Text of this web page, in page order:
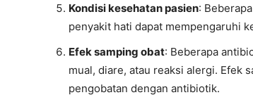
Kondisi kesehatan pasien:
penyakit hati dapat mempengaruhi
Efek samping obat: Beberapa
mual, diare, atau reaksi alergi. Efek
pengobatan dengan antibiotik.